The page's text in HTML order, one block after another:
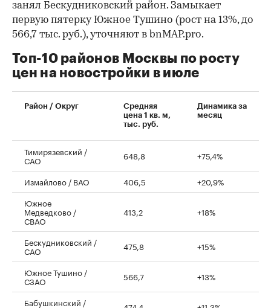
00:00 / 00:00
занял Бескудниковский район. Замыкает
первую пятерку Южное Тушино (рост на 13%, до
566,7 тыс. руб.), уточняют в bnMAP.pro.
Топ-10 районов Москвы по росту
цен на новостройки в июле
Район / Округ
Средняя
цена 1 кв. м,
тыс. руб.
Динамика за
месяц
Тимирязевский /
САО 648,8 +75,4%
Измайлово / ВАО 406,5
+20,9%
Южное
Медведково /
СВАО
413,2 +18%
Бескудниковский /
САО 475,8 +15%
Южное Тушино /
СЗАО 566,7 +13%
Бабушкинский /